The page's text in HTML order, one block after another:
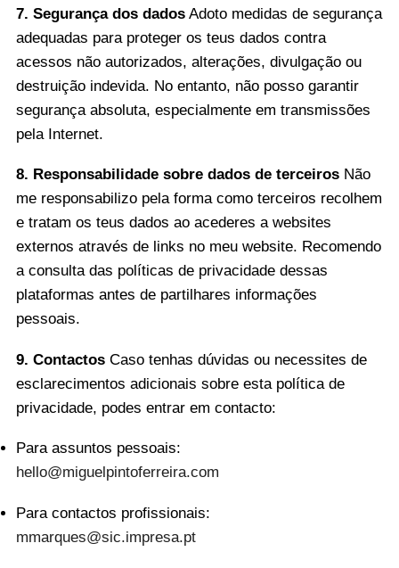
7. Segurança dos dadosAdoto medidas de segurança
adequadas para proteger os teus dados contra
acessos não autorizados, alterações, divulgação ou
destruição indevida. No entanto, não posso garantir
segurança absoluta, especialmente em transmissões
pela Internet.
8. Responsabilidade sobre dados de terceirosNão
me responsabilizo pela forma como terceiros recolhem
e tratam os teus dados ao acederes a websites
externos através de links no meu website. Recomendo
a consulta das políticas de privacidade dessas
plataformas antes de partilhares informações
pessoais.
9. ContactosCaso tenhas dúvidas ou necessites de
esclarecimentos adicionais sobre esta política de
privacidade, podes entrar em contacto:
Para assuntos pessoais:
hello@miguelpintoferreira.com
Para contactos profissionais:
mmarques@sic.impresa.pt